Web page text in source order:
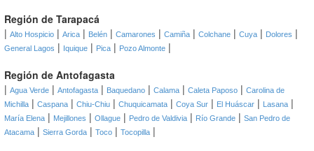
Región de Tarapacá
| Alto Hospicio | Arica | Belén | Camarones | Camiña | Colchane | Cuya | Dolores |
General Lagos | Iquique | Pica | Pozo Almonte |
Región de Antofagasta
| Agua Verde | Antofagasta | Baquedano | Calama | Caleta Paposo | Carolina de
Michilla | Caspana | Chiu-Chiu | Chuquicamata | Coya Sur | El Huáscar | Lasana |
María Elena | Mejillones | Ollague | Pedro de Valdivia | Río Grande | San Pedro de
Atacama | Sierra Gorda | Toco | Tocopilla |